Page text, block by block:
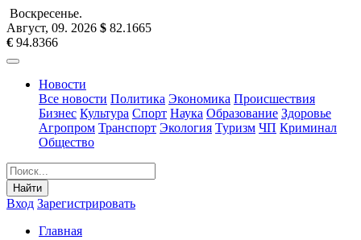
Воскресенье.
Август, 09. 2026 $ 82.1665
€ 94.8366
Новости
Все новости Политика Экономика Происшествия
Бизнес Культура Спорт Наука Образование Здоровье
Агропром Транспорт Экология Туризм ЧП Криминал
Общество
Найти
Вход Зарегистрировать
Главная